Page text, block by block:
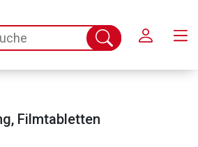
Suche
abschicken
Filmtabletten